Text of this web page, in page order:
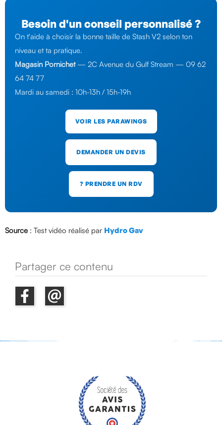
Besoin d'un conseil personnalisé ?
On t'aide à choisir la bonne taille de Stash V2 selon ton
niveau et ta pratique.
Magasin Pornichet— 2C Avenue du Gulf Stream — 09 62
64 74 77
Mardi au samedi : 10h-13h / 15h-19h
VOIR LES PARAWINGS
DEMANDER UN DEVIS
? PRENDRE UN RDV
Source : Test vidéo réalisé par Hydro Gav
Partager ce contenu